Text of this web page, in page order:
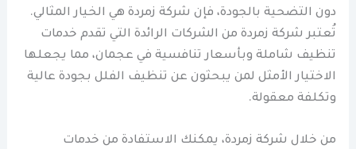
دون التضحية بالجودة، فإن شركة زمردة هي الخيار المثالي.
تُعتبر شركة زمردة من الشركات الرائدة التي تقدم خدمات
تنظيف شاملة وبأسعار تنافسية في عجمان، مما يجعلها
الاختيار الأمثل لمن يبحثون عن تنظيف الفلل بجودة عالية
وتكلفة معقولة.
من خلال شركة زمردة، يمكنك الاستفادة من خدمات